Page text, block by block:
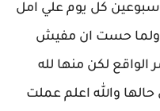
كل يوم علي امل
ولما حست ان مفيش
لكن منها لله
والله اعلم عملت